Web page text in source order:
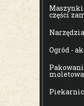
Maszynki
części
Ogród -